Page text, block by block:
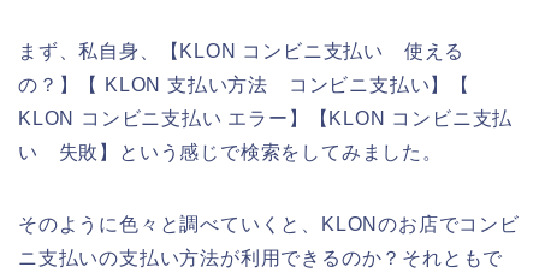
まず、私自身、【KLON コンビニ支払い 使える
の？】【 KLON 支払い方法 コンビニ支払い】【
KLON コンビニ支払い エラー】【KLON コンビニ支払
い 失敗】という感じで検索をしてみました。
そのように色々と調べていくと、KLONのお店でコンビ
ニ支払いの支払い方法が利用できるのか？それともで